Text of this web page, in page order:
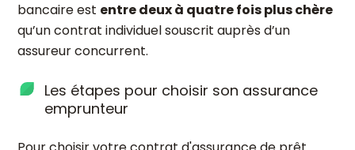
bancaire est entre deux à quatre fois plus chère
qu’un contrat individuel souscrit auprès d’un
assureur concurrent.
Les étapes pour choisir son assurance
emprunteur